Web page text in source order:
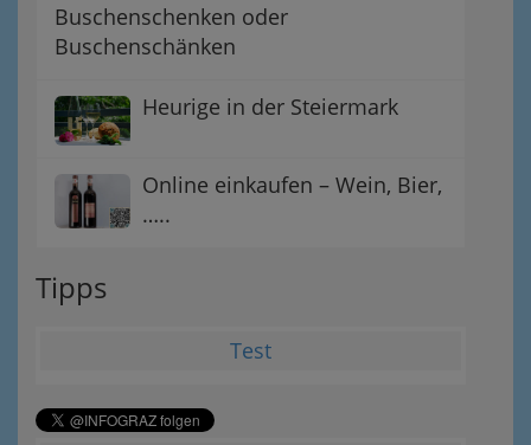
Buschenschenken oder
Buschenschänken
Heurige in der Steiermark
Online einkaufen – Wein, Bier,
…..
Tipps
Test